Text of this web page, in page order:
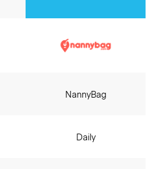
NannyBag
Daily